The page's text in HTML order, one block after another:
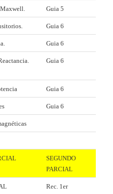
Guia 5
Guia 6
Guia 6
Guia 6
Guia 6
Guia 6
SEGUNDO
PARCIAL
Rec. 1er